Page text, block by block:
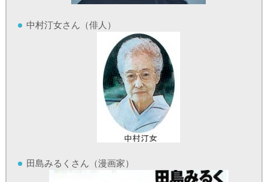
中村汀女さん（俳人）
田島みるくさん（漫画家）